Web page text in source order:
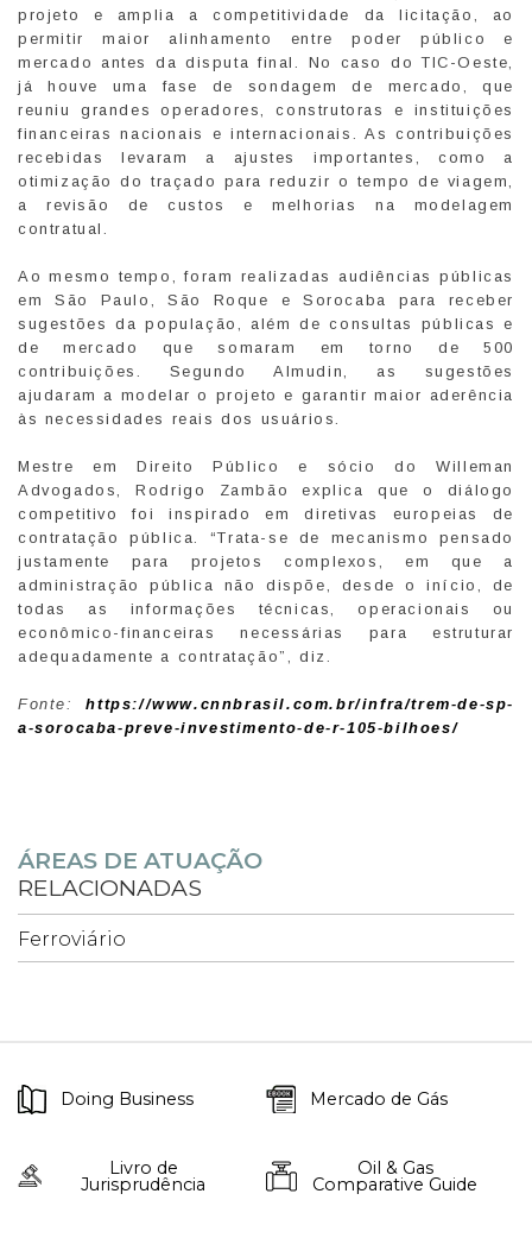
projeto e amplia a competitividade da licitação, ao
permitir maior alinhamento entre poder público e
mercado antes da disputa final. No caso do TIC-Oeste,
já houve uma fase de sondagem de mercado, que
reuniu grandes operadores, construtoras e instituições
financeiras nacionais e internacionais. As contribuições
recebidas levaram a ajustes importantes, como a
otimização do traçado para reduzir o tempo de viagem,
a revisão de custos e melhorias na modelagem
contratual.
Ao mesmo tempo, foram realizadas audiências públicas
em São Paulo, São Roque e Sorocaba para receber
sugestões da população, além de consultas públicas e
de mercado que somaram em torno de 500
contribuições. Segundo Almudin, as sugestões
ajudaram a modelar o projeto e garantir maior aderência
às necessidades reais dos usuários.
Mestre em Direito Público e sócio do Willeman
Advogados, Rodrigo Zambão explica que o diálogo
competitivo foi inspirado em diretivas europeias de
contratação pública. “Trata-se de mecanismo pensado
justamente para projetos complexos, em que a
administração pública não dispõe, desde o início, de
todas as informações técnicas, operacionais ou
econômico-financeiras necessárias para estruturar
adequadamente a contratação”, diz.
Fonte:https://www.cnnbrasil.com.br/infra/trem-de-sp-
a-sorocaba-preve-investimento-de-r-105-bilhoes/
ÁREAS DE ATUAÇÃO
RELACIONADAS
Ferroviário
Doing Business Mercado de Gás
Livro de
Jurisprudência
Oil & Gas
Comparative Guide